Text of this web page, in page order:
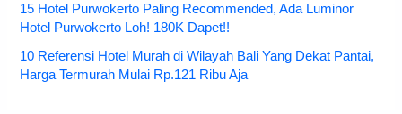
15 Hotel Purwokerto Paling Recommended, Ada Luminor
Hotel Purwokerto Loh! 180K Dapet!!
10 Referensi Hotel Murah di Wilayah Bali Yang Dekat Pantai,
Harga Termurah Mulai Rp.121 Ribu Aja